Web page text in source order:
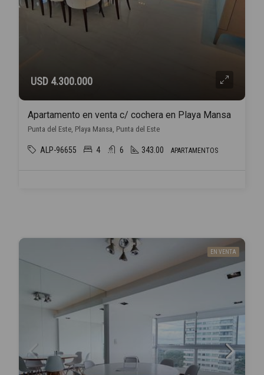
USD 4.300.000
Apartamento en venta c/ cochera en Playa Mansa
Punta del Este, Playa Mansa, Punta del Este
ALP-96655 4 6 343.00 APARTAMENTOS
EN VENTA